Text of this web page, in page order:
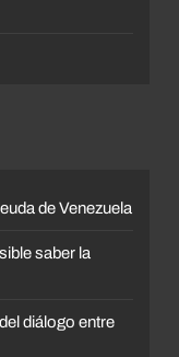
de Venezuela
saber la
diálogo entre